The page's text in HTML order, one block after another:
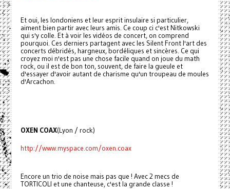
Et oui, les londoniens et leur esprit insulaire si particulier,
aiment bien partir avec leurs amis. Ce coup ci c'est Nitkowski
qui s'y colle. Et à voir les vidéos de concert, on comprend
pourquoi. Ces derniers partagent avec les Silent Front l'art des
concerts débridés, hargneux, bordéliques et sincères. Ce qui
croyez moi n'est pas une chose facile quand on joue du math
rock, ou il est de bon ton, souvent, de faire la gueule et
d'essayer d'avoir autant de charisme qu'un troupeau de moules
d'Arcachon.
OXEN COAX(Lyon / rock)
http://www.myspace.com/oxen.coax
Encore un trio de noise mais pas que ! Avec 2 mecs de
TORTICOLI et une chanteuse, c'est la grande classe !